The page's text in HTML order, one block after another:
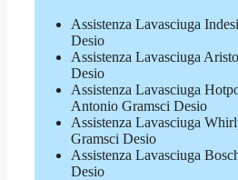
Assistenza Lavasciuga
Desio
Assistenza Lavasciuga
Desio
Assistenza Lavasciuga
Antonio Gramsci Desio
Assistenza Lavasciuga
Gramsci Desio
Assistenza Lavasciuga
Desio